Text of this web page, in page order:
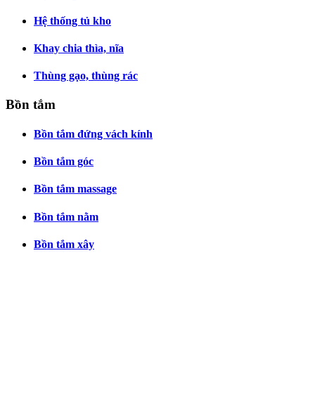
Hệ thống tủ kho
Khay chia thìa, nĩa
Thùng gạo, thùng rác
Bồn tắm
Bồn tắm đứng vách kính
Bồn tắm góc
Bồn tắm massage
Bồn tắm nằm
Bồn tắm xây